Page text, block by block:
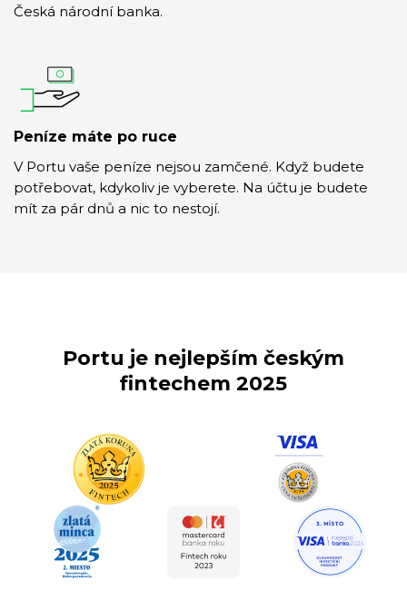
Česká národní banka.
Peníze máte po ruce
V Portu vaše peníze nejsou zamčené. Když budete
potřebovat, kdykoliv je vyberete. Na účtu je budete
mít za pár dnů a nic to nestojí.
Portu je nejlepším českým
fintechem 2025